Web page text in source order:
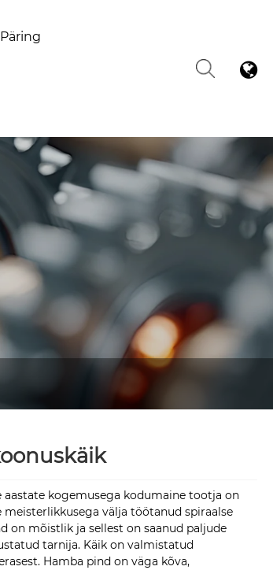
aastate kogemusega kodumaine tootja on
välja töötanud spiraalse
on mõistlik ja sellest on saanud paljude
tarnija. Käik on valmistatud
Hamba pind on väga kõva,